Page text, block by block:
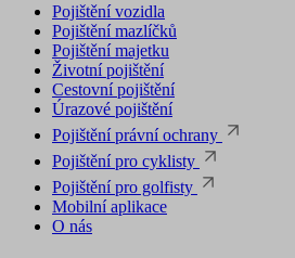
Pojištění vozidla
Pojištění mazlíčků
Pojištění majetku
Životní pojištění
Cestovní pojištění
Úrazové pojištění
Pojištění právní ochrany
Pojištění pro cyklisty
Pojištění pro golfisty
Mobilní aplikace
O nás